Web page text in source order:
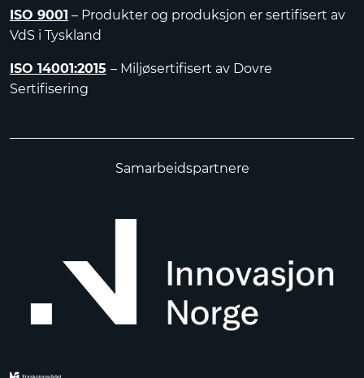
ISO 9001 – Produkter og produksjon er sertifisert av
VdS i Tyskland
ISO 14001:2015 – Miljøsertifisert av Dovre
Sertifisering
Samarbeidspartnere